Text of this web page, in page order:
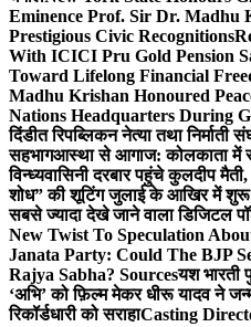
Eminence Prof. Sir Dr. Madhu
Prestigious Civic Recognitions
With ICICI Pru Gold Pension
Toward Lifelong Financial
Madhu Krishan Honoured
Nations Headquarters During
दिंडीत रिपब्लिकन नेत्या तथा निर्माती
सहभागआस्था से आगाज: कोलकाता में
विन्ध्यवासिनी दरबार पहुंचे कुलदीप मैती,
शोध” की शूटिंग जुलाई के आखिर में शुरू
सबसे ज्यादा देखे जाने वाला डिजिटल
New Twist To Speculation
Janata Party: Could The BJP
Rajya Sabha? Sourcesयश भारती
‘अभि’ को फ़िल्म मेकर धीरू यादव ने
रिकॉर्डधारी को सराहाCasting